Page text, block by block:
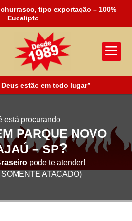
tipo exportação – 100%
Eucalipto
a
estão em todo lugar”
está procurando
PARQUE NOVO
– SP?
pode te atender!
ATACADO)